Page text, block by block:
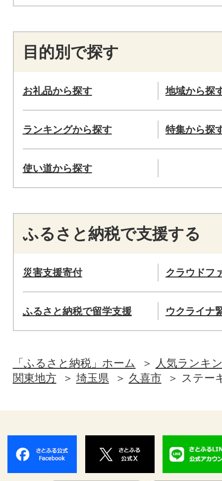
目的別で探す
お礼品から探す 地域から探
ランキングから探す 特集から探
使い道から探す
ふるさと納税で支援する
災害支援寄付 クラウドフ
ふるさと納税で留学支援 ウクライナ
「ふるさと納税」ホーム
人気ランキ
関東地方
埼玉県 久喜市 ステー